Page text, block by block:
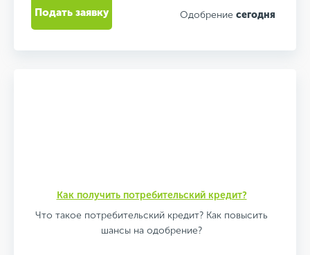
Одобрение сегодня
Подать заявку
Как получить потребительский кредит?
Что такое потребительский кредит? Как повысить
шансы на одобрение?